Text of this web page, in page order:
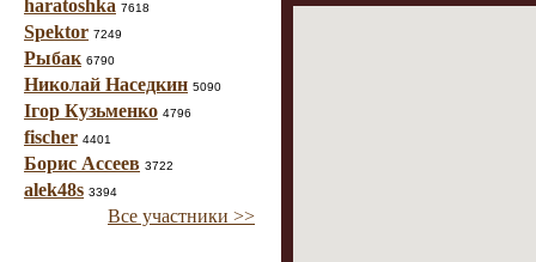
haratoshka 7618
Spektor 7249
Рыбак 6790
Николай Наседкин 5090
Ігор Кузьменко 4796
fischer 4401
Борис Ассеев 3722
alek48s 3394
Все участники >>